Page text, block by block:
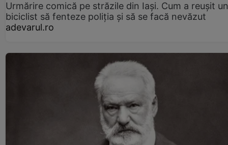
Urmărire comică pe străzile din Iași. Cum a reușit un
biciclist să fenteze poliția și să se facă nevăzut
adevarul.ro